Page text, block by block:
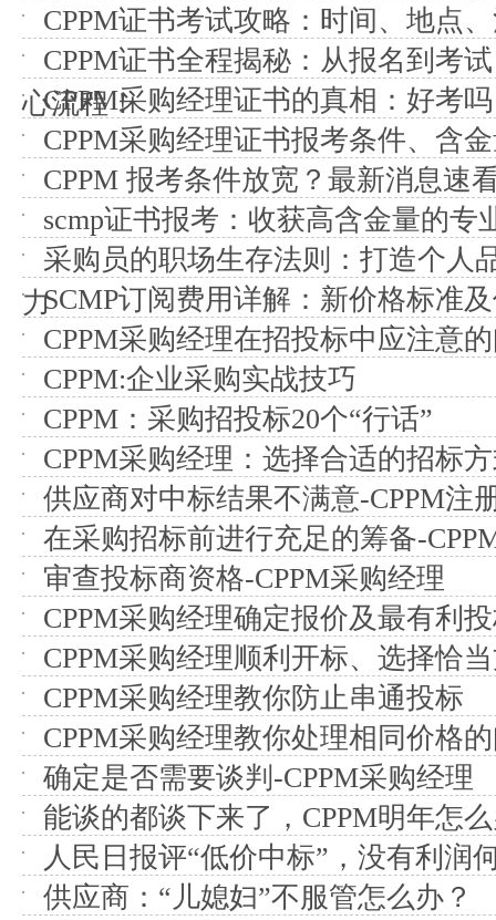
CPPM证书考试攻略：时间、地点
CPPM证书全程揭秘：从报名到考
心流程！
CPPM采购经理证书的真相：好考
CPPM采购经理证书报考条件、含
CPPM 报考条件放宽？最新消息速
scmp证书报考：收获高含金量的专
采购员的职场生存法则：打造个人
力SCMP订阅费用详解：新价格标准
CPPM采购经理在招投标中应注意
CPPM:企业采购实战技巧
CPPM：采购招投标20个“行话”
CPPM采购经理：选择合适的招标
供应商对中标结果不满意-CPPM注
在采购招标前进行充足的筹备-
审查投标商资格-CPPM采购经理
CPPM采购经理确定报价及最有利
CPPM采购经理顺利开标、选择恰
CPPM采购经理教你防止串通投标
CPPM采购经理教你处理相同价格
确定是否需要谈判-CPPM采购经理
能谈的都谈下来了，CPPM明年怎
人民日报评“低价中标”，没有利润
供应商：“儿媳妇”不服管怎么办？